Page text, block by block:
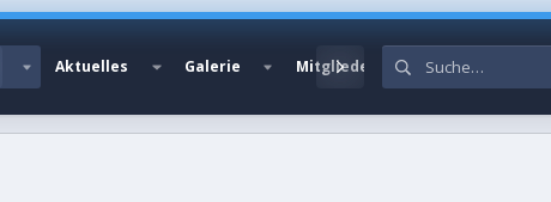
Aktuelles Galerie Mitglieder